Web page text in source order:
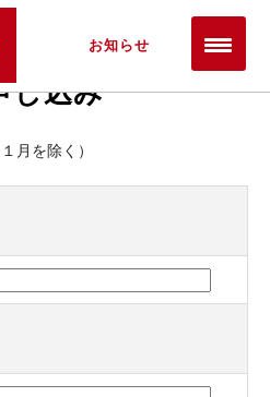
お知らせ
し込み
月を除く）